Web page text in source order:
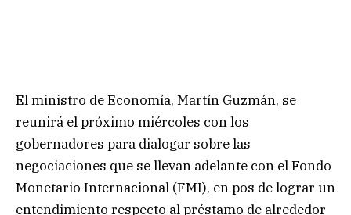
El ministro de Economía, Martín Guzmán, se
reunirá el próximo miércoles con los
gobernadores para dialogar sobre las
negociaciones que se llevan adelante con el Fondo
Monetario Internacional (FMI), en pos de lograr un
entendimiento respecto al préstamo de alrededor